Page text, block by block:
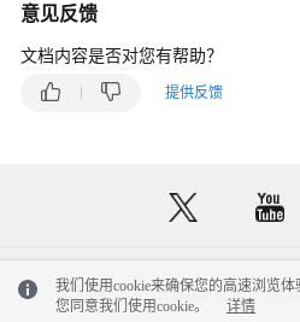
开
通
服
域
意见反馈
文档内容是否对您有帮助？
提供反馈
我们使用cookie来确保您的高速浏览
您同意我们使用cookie。
详情
© 2026, 华为云计算技术有限公司及